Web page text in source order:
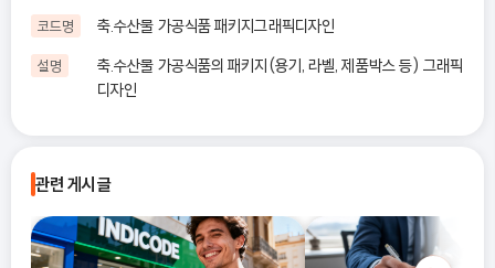
코드명 축.수산물 가공식품 패키지그래픽디자인
설명
축.수산물 가공식품의 패키지(용기, 라벨, 제품박스 등) 그래픽
디자인
관련 게시글